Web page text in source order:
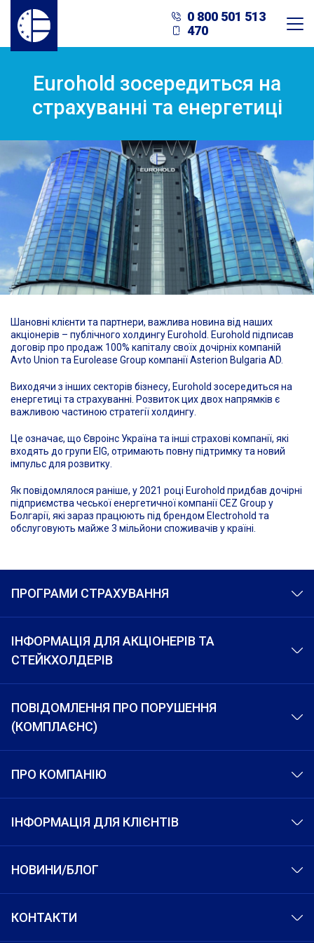
0 800 501 513
470
Eurohold зосередиться на
страхуванні та енергетиці
Шановні клієнти та партнери, важлива новина від наших
акціонерів – публічного холдингу Eurohold. Eurohold підписав
договір про продаж 100% капіталу своїх дочірніх компаній
Avto Union та Eurolease Group компанії Asterion Bulgaria AD.
Виходячи з інших секторів бізнесу, Eurohold зосередиться на
енергетиці та страхуванні. Розвиток цих двох напрямків є
важливою частиною стратегії холдингу.
Це означає, що Євроінс Україна та інші страхові компанії, які
входять до групи EIG, отримають повну підтримку та новий
імпульс для розвитку.
Як повідомлялося раніше, у 2021 році Eurohold придбав дочірні
підприємства чеської енергетичної компанії CEZ Group у
Болгарії, які зараз працюють під брендом Electrohold та
обслуговують майже 3 мільйони споживачів у країні.
ПРОГРАМИ СТРАХУВАННЯ
ІНФОРМАЦІЯ ДЛЯ АКЦІОНЕРІВ ТА
СТЕЙКХОЛДЕРІВ
ПОВІДОМЛЕННЯ ПРО ПОРУШЕННЯ
(КОМПЛАЄНС)
ПРО КОМПАНІЮ
ІНФОРМАЦІЯ ДЛЯ КЛІЄНТІВ
НОВИНИ/БЛОГ
КОНТАКТИ